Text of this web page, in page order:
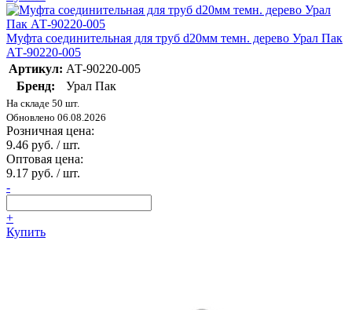
Муфта соединительная для труб d20мм темн. дерево Урал Пак
АТ-90220-005
Артикул: АТ-90220-005
Бренд:
Урал Пак
На складе 50 шт.
Обновлено 06.08.2026
Розничная цена:
9.46 руб. / шт.
Оптовая цена:
9.17 руб. / шт.
-
+
Купить